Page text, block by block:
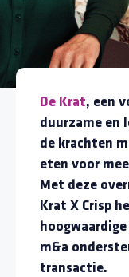
De Krat, een
duurzame en
de krachten
eten voor
Met deze
Krat X Crisp
m&a
transactie.